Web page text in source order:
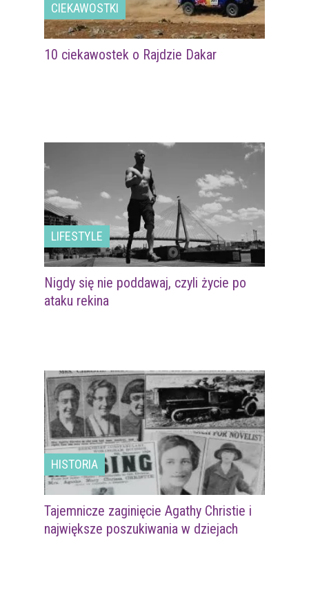
CIEKAWOSTKI
10 ciekawostek o Rajdzie Dakar
LIFESTYLE
Nigdy się nie poddawaj, czyli życie po
ataku rekina
HISTORIA
Tajemnicze zaginięcie Agathy Christie i
największe poszukiwania w dziejach